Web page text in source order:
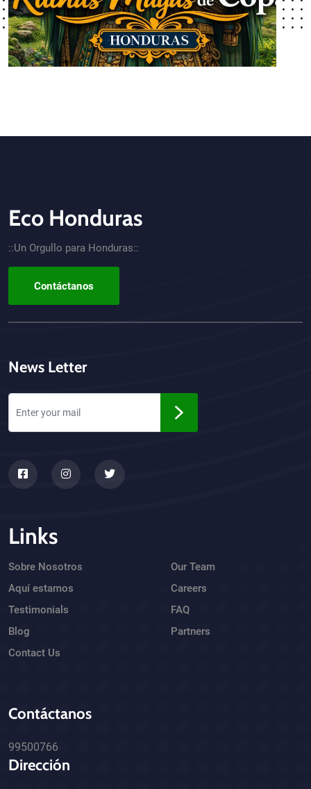
CTA - Footer
Eco Honduras
::Un Orgullo para Honduras::
Contáctanos
News Letter
Links
Sobre Nosotros
Aquí estamos
Testimonials
Blog
Contact Us
Our Team
Careers
FAQ
Partners
Contáctanos
99500766
Dirección